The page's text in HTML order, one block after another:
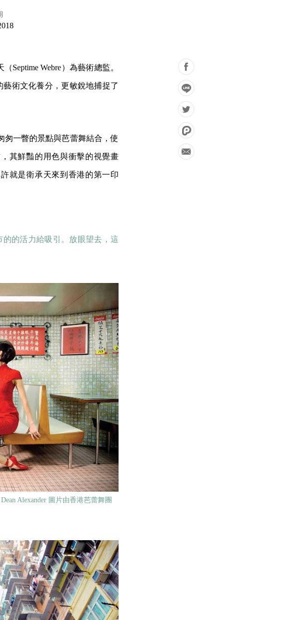
Septime Webre）為藝術總監。
術文化養分，更敏銳地捕捉了
匆一瞥的景點與芭蕾舞結合，使
其鮮豔的用色與衝擊的視覺畫
就是衛承天來到香港的第一印
的活力給吸引。放眼望去，這
Alexander 圖片由香港芭蕾舞團